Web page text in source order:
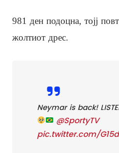
981 ден подоцна, тојј
жолтиот дрес.
Neymar is back!
@SportyTV
pic.twitter.com/